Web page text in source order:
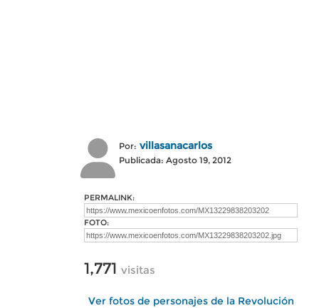
Por: villasanacarlos
Publicada: Agosto 19, 2012
PERMALINK:
FOTO:
1,771 visitas
Ver fotos de personajes de la Revolución